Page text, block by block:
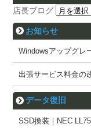
店長ブログ
お知らせ
Windowsアップグレ
出張サービス料金の
データ復旧
SSD換装｜NEC